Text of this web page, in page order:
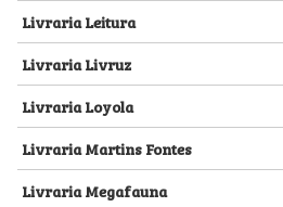
Livraria Leitura
Livraria Livruz
Livraria Loyola
Livraria Martins Fontes
Livraria Megafauna